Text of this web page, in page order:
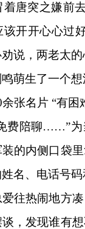
着唐突之嫌前
该开开心心
说，两老太
生了一个想
余张名片 “有困
费陪聊……”为
的内侧口袋
名、电话号码
热闹地方凑
，发现谁有